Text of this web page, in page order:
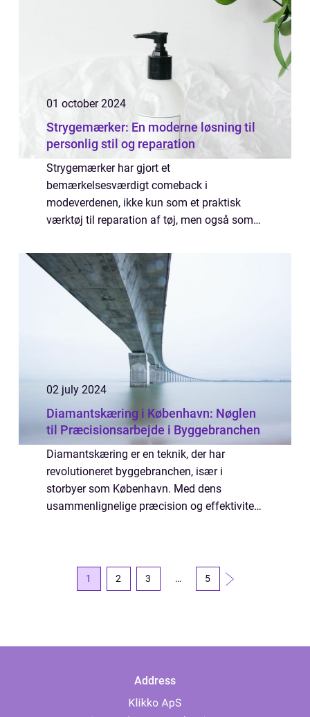
01 october 2024
Strygemærker: En moderne løsning til
personlig stil og reparation
Strygemærker har gjort et
bemærkelsesværdigt comeback i
modeverdenen, ikke kun som et praktisk
værktøj til reparation af tøj, men også som
ens garderob...
02 july 2024
Diamantskæring i København: Nøglen
til Præcisionsarbejde i Byggebranchen
Diamantskæring er en teknik, der har
revolutioneret byggebranchen, især i
storbyer som København. Med dens
usammenlignelige præcision og effektivitet,
1 2 3 … 5
Address